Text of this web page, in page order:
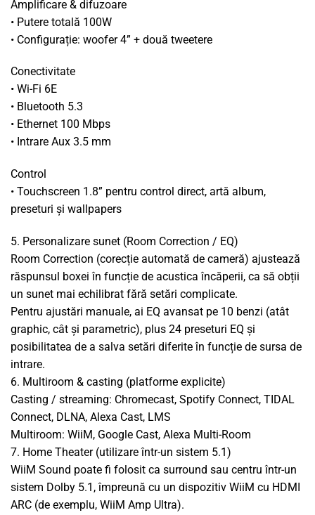
Amplificare & difuzoare
• Putere totală 100W
• Configurație: woofer 4” + două tweetere
Conectivitate
• Wi-Fi 6E
• Bluetooth 5.3
• Ethernet 100 Mbps
• Intrare Aux 3.5 mm
Control
• Touchscreen 1.8” pentru control direct, artă album,
preseturi și wallpapers
5. Personalizare sunet (Room Correction / EQ)
Room Correction (corecție automată de cameră) ajustează
răspunsul boxei în funcție de acustica încăperii, ca să obții
un sunet mai echilibrat fără setări complicate.
Pentru ajustări manuale, ai EQ avansat pe 10 benzi (atât
graphic, cât și parametric), plus 24 preseturi EQ și
posibilitatea de a salva setări diferite în funcție de sursa de
intrare.
6. Multiroom & casting (platforme explicite)
Casting / streaming: Chromecast, Spotify Connect, TIDAL
Connect, DLNA, Alexa Cast, LMS
Multiroom: WiiM, Google Cast, Alexa Multi-Room
7. Home Theater (utilizare într-un sistem 5.1)
WiiM Sound poate fi folosit ca surround sau centru într-un
sistem Dolby 5.1, împreună cu un dispozitiv WiiM cu HDMI
ARC (de exemplu, WiiM Amp Ultra).